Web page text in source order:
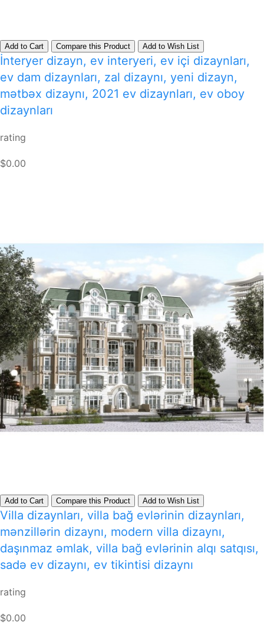
Add to Cart Compare this Product Add to Wish List
İnteryer dizayn, ev interyeri, ev içi dizaynları,
ev dam dizaynları, zal dizaynı, yeni dizayn,
mətbəx dizaynı, 2021 ev dizaynları, ev oboy
dizaynları
rating
$0.00
Add to Cart Compare this Product Add to Wish List
Villa dizaynları, villa bağ evlərinin dizaynları,
mənzillərin dizaynı, modern villa dizaynı,
daşınmaz əmlak, villa bağ evlərinin alqı satqısı,
sadə ev dizaynı, ev tikintisi dizaynı
rating
$0.00